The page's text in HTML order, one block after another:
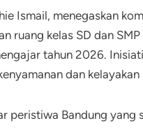
Ismail, menegaskan
ruang kelas SD dan
tahun 2026.
dan
peristiwa Bandung yang